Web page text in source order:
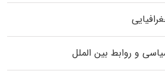
و روابط بین الملل